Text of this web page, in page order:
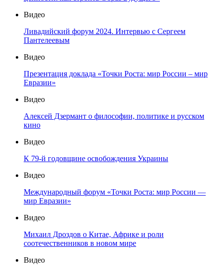
Видео
Ливадийский форум 2024. Интервью с Сергеем
Пантелеевым
Видео
Презентация доклада «Точки Роста: мир России – мир
Евразии»
Видео
Алексей Дзермант о философии, политике и русском
кино
Видео
К 79-й годовщине освобождения Украины
Видео
Международный форум «Точки Роста: мир России —
мир Евразии»
Видео
Михаил Дроздов о Китае, Африке и роли
соотечественников в новом мире
Видео